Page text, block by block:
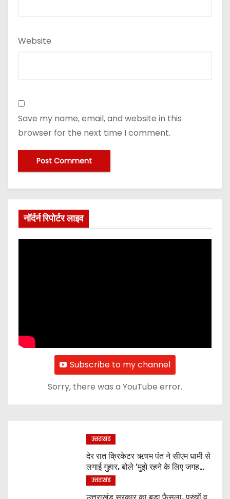
Website
Save my name, email, and website in this
browser for the next time I comment.
नॉर्दर्न रिपोर्टर लाइव
Subscribe to my channel
Sorry, there was a YouTube error.
उत्तराखंड
देर रात क्रिकेटर ऋषभ पंत ने सीएम धामी से
लगाई गुहार, बोले ‘मुझे रहने के लिए जगह
नहीं मिल रही’
उत्तराखंड